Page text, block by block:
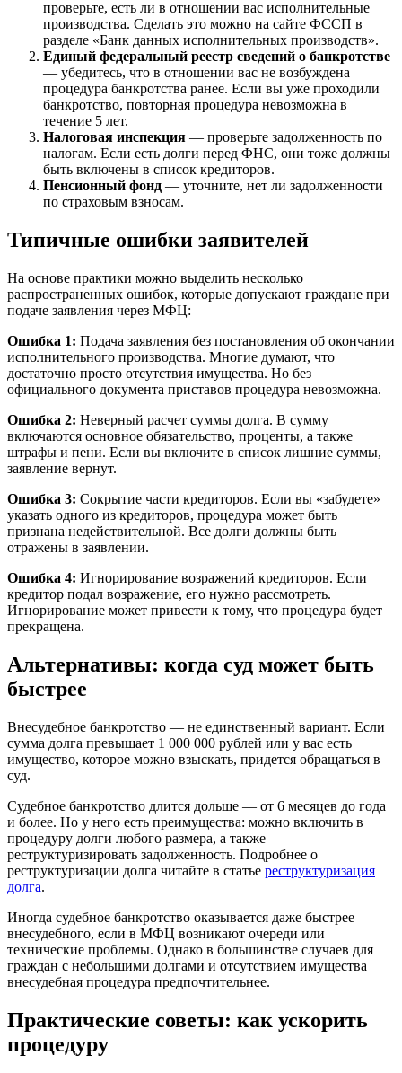
проверьте, есть ли в отношении вас исполнительные
производства. Сделать это можно на сайте ФССП в
разделе «Банк данных исполнительных производств».
Единый федеральный реестр сведений о банкротстве
— убедитесь, что в отношении вас не возбуждена
процедура банкротства ранее. Если вы уже проходили
банкротство, повторная процедура невозможна в
течение 5 лет.
Налоговая инспекция — проверьте задолженность по
налогам. Если есть долги перед ФНС, они тоже должны
быть включены в список кредиторов.
Пенсионный фонд — уточните, нет ли задолженности
по страховым взносам.
Типичные ошибки заявителей
На основе практики можно выделить несколько
распространенных ошибок, которые допускают граждане при
подаче заявления через МФЦ:
Ошибка 1: Подача заявления без постановления об окончании
исполнительного производства. Многие думают, что
достаточно просто отсутствия имущества. Но без
официального документа приставов процедура невозможна.
Ошибка 2: Неверный расчет суммы долга. В сумму
включаются основное обязательство, проценты, а также
штрафы и пени. Если вы включите в список лишние суммы,
заявление вернут.
Ошибка 3: Сокрытие части кредиторов. Если вы «забудете»
указать одного из кредиторов, процедура может быть
признана недействительной. Все долги должны быть
отражены в заявлении.
Ошибка 4: Игнорирование возражений кредиторов. Если
кредитор подал возражение, его нужно рассмотреть.
Игнорирование может привести к тому, что процедура будет
прекращена.
Альтернативы: когда суд может быть
быстрее
Внесудебное банкротство — не единственный вариант. Если
сумма долга превышает 1 000 000 рублей или у вас есть
имущество, которое можно взыскать, придется обращаться в
суд.
Судебное банкротство длится дольше — от 6 месяцев до года
и более. Но у него есть преимущества: можно включить в
процедуру долги любого размера, а также
реструктуризировать задолженность. Подробнее о
реструктуризации долга читайте в статье реструктуризация
долга.
Иногда судебное банкротство оказывается даже быстрее
внесудебного, если в МФЦ возникают очереди или
технические проблемы. Однако в большинстве случаев для
граждан с небольшими долгами и отсутствием имущества
внесудебная процедура предпочтительнее.
Практические советы: как ускорить
процедуру